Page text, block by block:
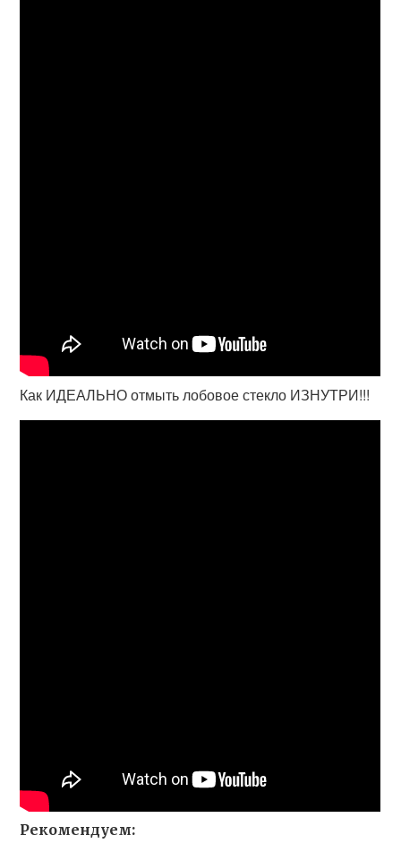
Как ИДЕАЛЬНО отмыть лобовое стекло ИЗНУТРИ!!!
Рекомендуем: